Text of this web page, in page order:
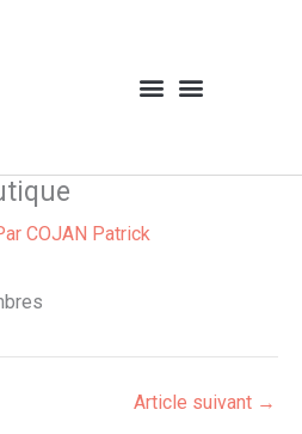
COJAN Patrick
Article suivant →